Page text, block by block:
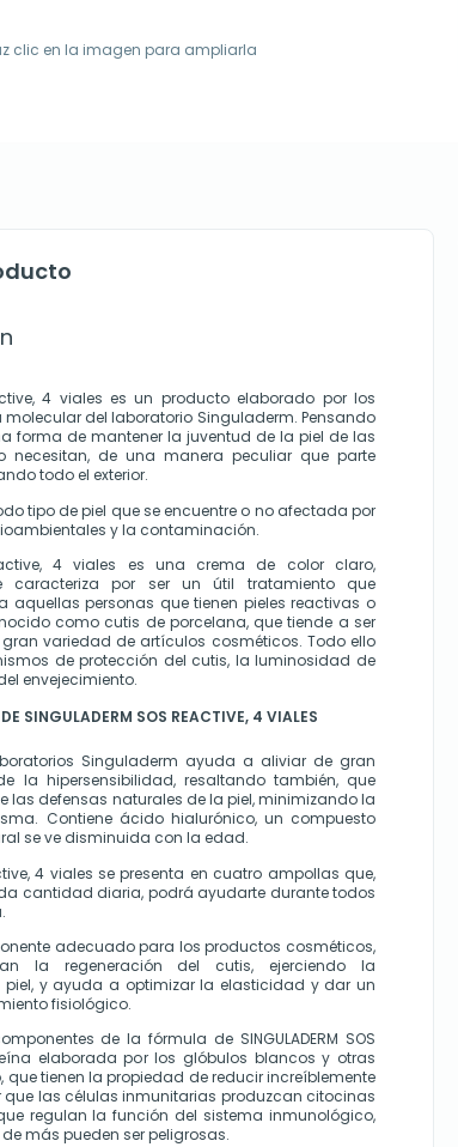
clic en la imagen para ampliarla
4 viales es un producto elaborado por los
molecular del laboratorio Singuladerm. Pensando
forma de mantener la juventud de la piel de las
necesitan, de una manera peculiar que parte
todo el exterior.
tipo de piel que se encuentre o no afectada por
y la contaminación.
4 viales es una crema de color claro,
caracteriza por ser un útil tratamiento que
aquellas personas que tienen pieles reactivas o
como cutis de porcelana, que tiende a ser
variedad de artículos cosméticos. Todo ello
de protección del cutis, la luminosidad de
envejecimiento.
SINGULADERM SOS REACTIVE, 4 VIALES
Singuladerm ayuda a aliviar de gran
la hipersensibilidad, resaltando también, que
las defensas naturales de la piel, minimizando la
Contiene ácido hialurónico, un compuesto
se ve disminuida con la edad.
4 viales se presenta en cuatro ampollas que,
cantidad diaria, podrá ayudarte durante todos
adecuado para los productos cosméticos,
la regeneración del cutis, ejerciendo la
piel, y ayuda a optimizar la elasticidad y dar un
fisiológico.
de la fórmula de SINGULADERM SOS
elaborada por los glóbulos blancos y otras
que tienen la propiedad de reducir increíblemente
las células inmunitarias produzcan citocinas
regulan la función del sistema inmunológico,
más pueden ser peligrosas.